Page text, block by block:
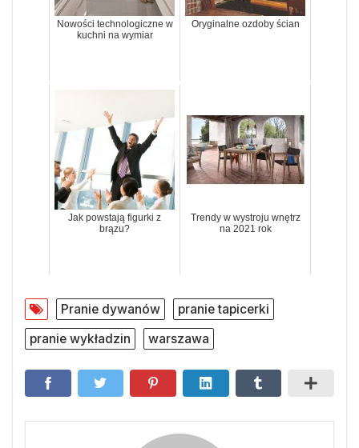
Nowości technologiczne w
kuchni na wymiar
Oryginalne ozdoby ścian
Jak powstają figurki z
brązu?
Trendy w wystroju wnętrz
na 2021 rok
Pranie dywanów
pranie tapicerki
pranie wykładzin
warszawa